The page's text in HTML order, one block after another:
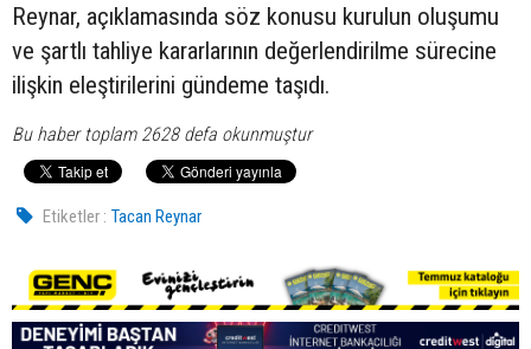
Reynar, açıklamasında söz konusu kurulun oluşumu
ve şartlı tahliye kararlarının değerlendirilme sürecine
ilişkin eleştirilerini gündeme taşıdı.
Bu haber toplam 2628 defa okunmuştur
Etiketler : Tacan Reynar